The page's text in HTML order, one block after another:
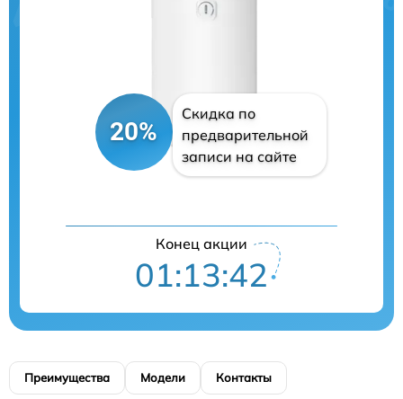
20%
Скидка по
предварительной
записи на сайте
Конец акции
01:13:42
Преимущества Модели Контакты